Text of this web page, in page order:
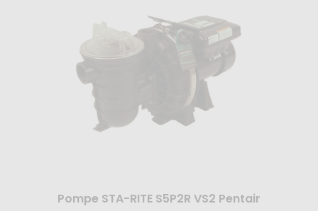
Pompe STA-RITE S5P2R VS2 Pentair